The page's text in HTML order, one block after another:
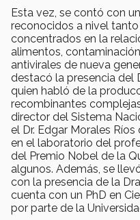
Esta vez, se contó con
reconocidos a nivel
concentrados en la
alimentos,
antivirales de nueva
destacó la presencia del
quien habló de la
recombinantes
director del Sistema
el Dr. Edgar Morales
en el laboratorio del
del Premio Nobel de la
algunos. Además, se
con la presencia de la
cuenta con un PhD en
por parte de la